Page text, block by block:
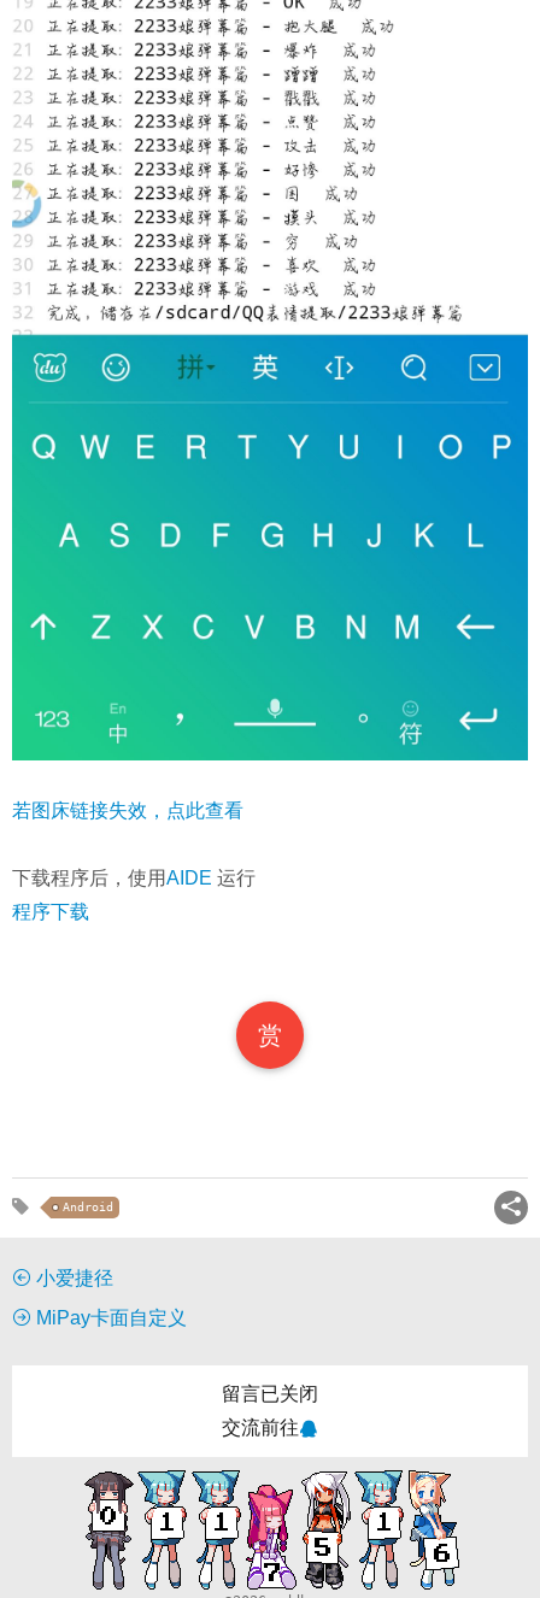
若图床链接失效，点此查看
下载程序后，使用AIDE 运行
程序下载
赏
Android
小爱捷径
MiPay卡面自定义
留言已关闭
交流前往